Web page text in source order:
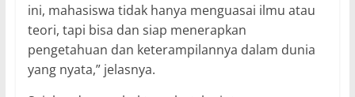
ini, mahasiswa tidak hanya menguasai ilmu atau
teori, tapi bisa dan siap menerapkan
pengetahuan dan keterampilannya dalam dunia
yang nyata,” jelasnya.